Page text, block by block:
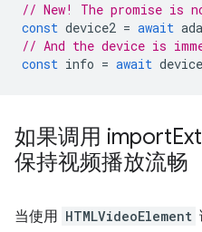
// New! The promise is
const device2 = await
// And the device is
const info = await
如果调用 import
保持视频播放流畅
当使用 HTMLVideoElement